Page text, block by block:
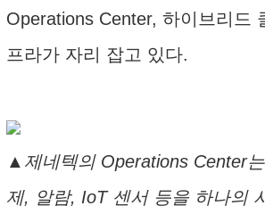
Operations Center, 하이브리드
프라가 자리 잡고 있다.
▲제네텍의 Operations Center
제, 알람, IoT 센서 등을 하나의